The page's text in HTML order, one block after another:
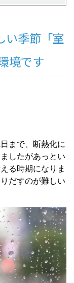
い季節「室
境です
まで、断熱化に
したがあっとい
る時期になりま
だすのが難しい